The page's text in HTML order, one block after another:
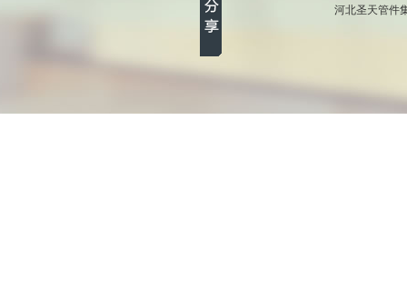
河北圣天管件